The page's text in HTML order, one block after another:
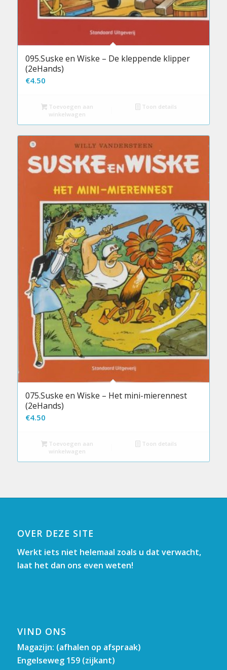
095.Suske en Wiske – De kleppende klipper
(2eHands)
€4.50
Toevoegen aan
winkelwagen
Toon details
075.Suske en Wiske – Het mini-mierennest
(2eHands)
€4.50
Toevoegen aan
winkelwagen
Toon details
OVER DEZE SITE
Werkt iets niet helemaal zoals u dat verwacht,
laat het dan ons even weten!
VIND ONS
Magazijn: (afhalen op afspraak)
Engelseweg 159 (zijkant)